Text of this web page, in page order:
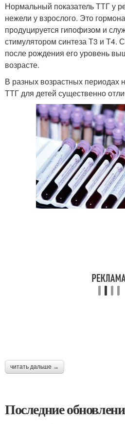
Нормальный показатель ТТГ у
нежели у взрослого. Это
продуцируется гипофизом и
стимулятором синтеза Т3 и Т4.
после рождения его уровень
возрасте.
В разных возрастных периодах
ТТГ для детей существенно
читать дальше →
Последние